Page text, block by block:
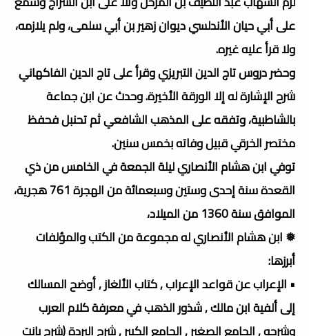
على أبي حيان الأندلسي ديوان زهير بن أبي سلمى، ولم يلازمه،
ولا قرأ عليه غيره.
وحضر دروس تاج الدين التبريزي وقرأ على تاج الدين الفاكهاني
شرح الإشارة له إلا الورقة الأخيرة. وحدث عن ابن جماعة
بالشاطبية، وتفقه على المذهب الشافعي ثم تحنبل فحفظ
مختصر الخرقي قبيل وفاته بخمس سنين.
توفي ابن هشام الأنصاري ليلة الجمعة في الخامس من ذي
القعدة سنة إحدى وستين وسبعمائة من الهجرة 761 هجرية،
الموافق سنة 1360 من الميلاد،
❅ ابن هشام الأنصاري له مجموعة من الكتب والمؤلفات
أبرزها:
• الإعراب عن قواعد الإعراب , كتاب الألغاز , أوضح المسالك
إلى ألفية ابن مالك , شذور الذهب في معرفة كلام العرب
وشرحه , الجامع الصغير , الجامع الكبير , شرح البردة (شرح بانت